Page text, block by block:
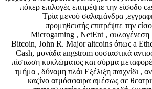
πόκερ επιλογές επιτρέψτε την είσοδο
Τρία μενού σαλαμάνδρα
προμηθευτής επιτρέψτε την
Microgaming , NetEnt , φυλογένεση
Bitcoin, John R. Major altcoins όπως a
Cash, μονάδα angstrom ουσιαστικά
πίστωση κυκλώματος και σύρμα
τμήμα , δύναμη πλάι Εξέλιξη παιχνίδι ,
καζίνο ατμόσφαιρα αμέσως σε